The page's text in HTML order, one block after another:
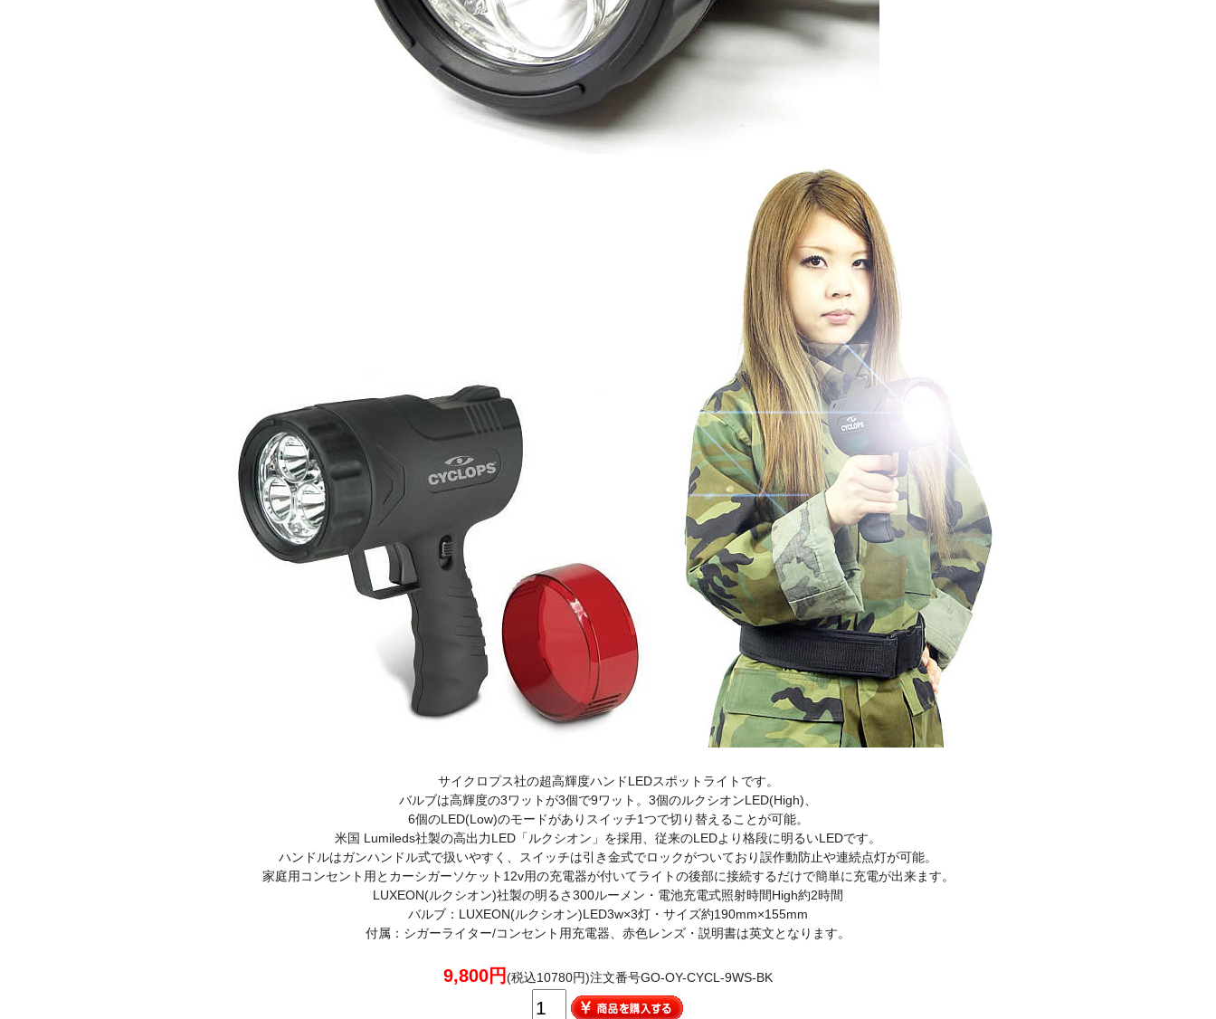
サイクロプス社の超高輝度ハンドLEDスポットライトです。
バルブは高輝度の3ワットが3個で9ワット。3個のルクシオンLED(High)、
6個のLED(Low)のモードがありスイッチ1つで切り替えることが可能。
米国 Lumileds社製の高出力LED「ルクシオン」を採用、従来のLEDより格段に明るいLEDです。
ハンドルはガンハンドル式で扱いやすく、スイッチは引き金式でロックがついており誤作動防止や連続点灯が可能。
家庭用コンセント用とカーシガーソケット12v用の充電器が付いてライトの後部に接続するだけで簡単に充電が出来ます。
LUXEON(ルクシオン)社製の明るさ300ルーメン・電池充電式照射時間High約2時間
バルブ：LUXEON(ルクシオン)LED3w×3灯・サイズ約190mm×155mm
付属：シガーライター/コンセント用充電器、赤色レンズ・説明書は英文となります。
9,800円(税込10780円)注文番号GO-OY-CYCL-9WS-BK